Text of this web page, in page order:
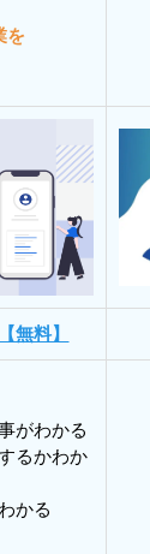
を
無料】
がわかる
るかわか
かる